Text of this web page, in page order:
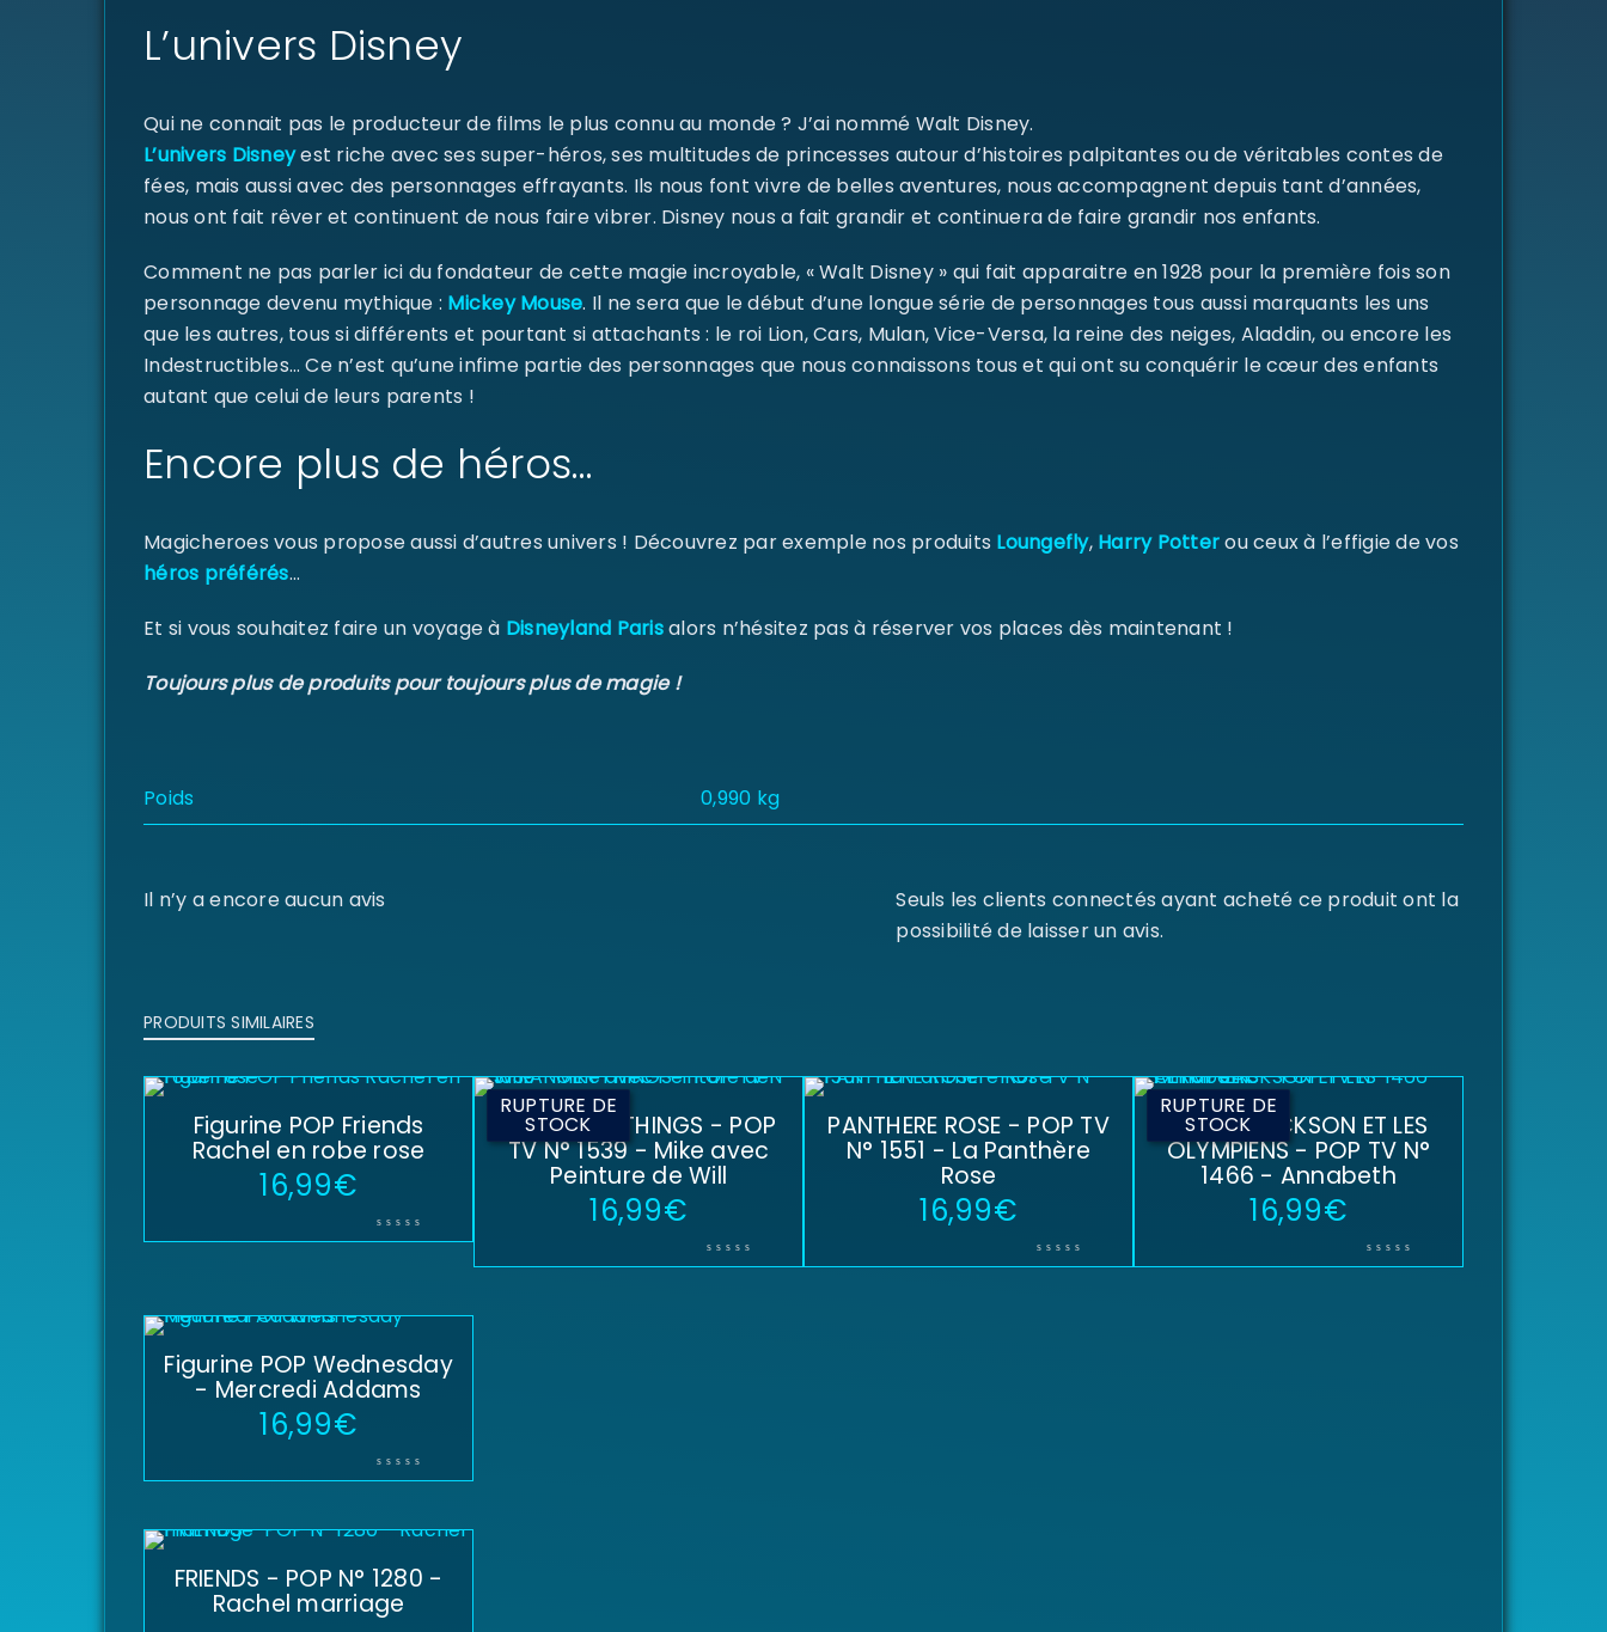
Se souvenir de moi
SE CONNECTER
L’univers Disney
Qui ne connait pas le producteur de films le plus connu au monde ? J’ai nommé Walt Disney.
L’univers Disneyest riche avec ses super-héros, ses multitudes de princesses autour d’histoires palpitantes ou de véritables contes de
fées, mais aussi avec des personnages effrayants. Ils nous font vivre de belles aventures, nous accompagnent depuis tant d’années,
nous ont fait rêver et continuent de nous faire vibrer. Disney nous a fait grandir et continuera de faire grandir nos enfants.
Comment ne pas parler ici du fondateur de cette magie incroyable, « Walt Disney » qui fait apparaitre en 1928 pour la première fois son
personnage devenu mythique : Mickey Mouse. Il ne sera que le début d’une longue série de personnages tous aussi marquants les uns
que les autres, tous si différents et pourtant si attachants : le roi Lion, Cars, Mulan, Vice-Versa, la reine des neiges, Aladdin, ou encore les
Indestructibles… Ce n’est qu’une infime partie des personnages que nous connaissons tous et qui ont su conquérir le cœur des enfants
autant que celui de leurs parents !
Encore plus de héros…
Magicheroes vous propose aussi d’autres univers ! Découvrez par exemple nos produits Loungefly,Harry Potterou ceux à l’effigie de vos
héros préférés…
Et si vous souhaitez faire un voyage à Disneyland Parisalors n’hésitez pas à réserver vos places dès maintenant !
Toujours plus de produits pour toujours plus de magie !
Poids 0,990 kg
Il n’y a encore aucun avis
Seuls les clients connectés ayant acheté ce produit ont la
possibilité de laisser un avis.
PRODUITS SIMILAIRES
Figurine POP Friends
Rachel en robe rose
16,99€
RUPTURE DE
STOCK
STRANGER THINGS - POP
TV N° 1539 - Mike avec
Peinture de Will
16,99€
PANTHERE ROSE - POP TV
N° 1551 - La Panthère
Rose
16,99€
RUPTURE DE
STOCK
PERCY JACKSON ET LES
OLYMPIENS - POP TV N°
1466 - Annabeth
16,99€
Figurine POP Wednesday
- Mercredi Addams
16,99€
FRIENDS - POP N° 1280 -
Rachel marriage